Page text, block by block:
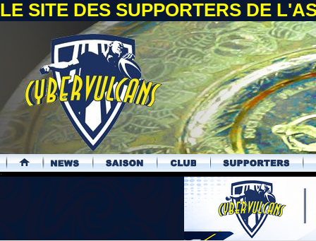
LE SITE DES SUPPORTERS DE
.